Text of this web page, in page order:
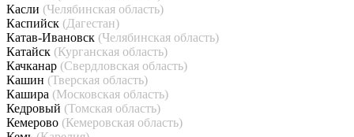
Касли (Челябинская область)
Каспийск (Дагестан)
Катав-Ивановск (Челябинская область)
Катайск (Курганская область)
Качканар (Свердловская область)
Кашин (Тверская область)
Кашира (Московская область)
Кедровый (Томская область)
Кемерово (Кемеровская область)